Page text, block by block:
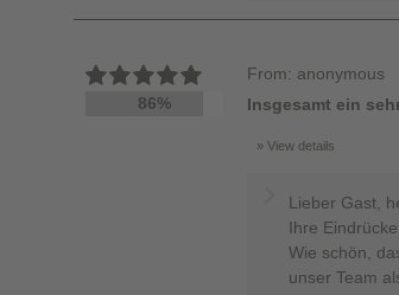
86%
From: anonymous
Insgesamt ein
View details
Lieber Gast,
Ihre
Wie schön,
unser Team